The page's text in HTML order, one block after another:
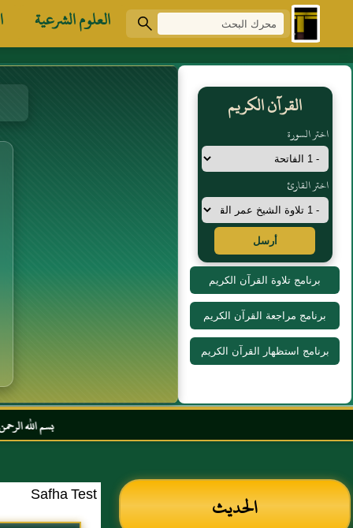
العلوم الشرعية
القرآن الكريم
اختر السورة
اختر القارئ
أرسل
برنامج تلاوة القرآن الكريم
برنامج مراجعة القرآن الكريم
برنامج استظهار القرآن الكريم
بسم الله الرحمن الرحيم
الحديث Safha Test